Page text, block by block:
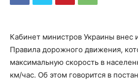
Кабинет министров Украины внес
Правила дорожного движения,
максимальную скорость в
км/час. Об этом говорится в